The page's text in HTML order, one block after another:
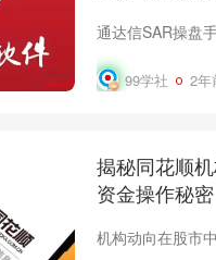
99学社 2年
揭秘同花顺
资金操作秘密